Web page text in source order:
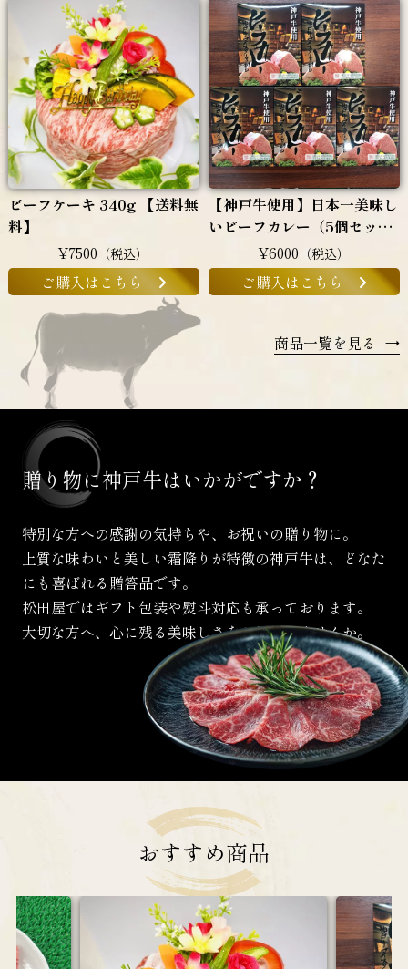
ビーフケーキ 340g 【送料無
料】
¥7500 （税込）
ご購入はこちら
【神戸牛使用】日本一美味し
いビーフカレー（5個セッ
¥6000 （税込）
ご購入はこちら
商品一覧を見る →
贈り物に神戸牛はいかがですか？
特別な方への感謝の気持ちや、お祝いの贈り物に。
上質な味わいと美しい霜降りが特徴の神戸牛は、
どなた
にも喜ばれる贈答品です。
松田屋ではギフト包装や熨斗対応も承っております。
大切な方へ、心に残る美味しさをお届けしませんか。
おすすめ商品